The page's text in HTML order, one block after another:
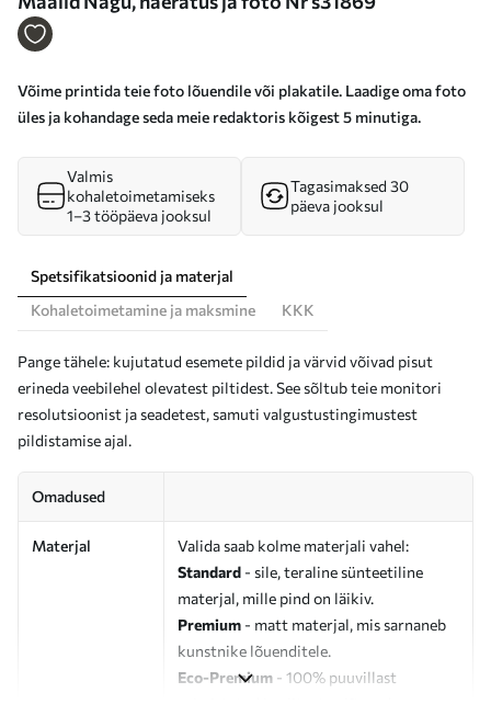
Võime printida teie foto lõuendile või plakatile. Laadige oma foto
üles ja kohandage seda meie redaktoris kõigest 5 minutiga.
Valmis
kohaletoimetamiseks
1–3 tööpäeva jooksul
Tagasimaksed 30
päeva jooksul
Spetsifikatsioonid ja materjal
Kohaletoimetamine ja maksmine
KKK
Pange tähele: kujutatud esemete pildid ja värvid võivad pisut
erineda veebilehel olevatest piltidest. See sõltub teie monitori
resolutsioonist ja seadetest, samuti valgustustingimustest
pildistamise ajal.
Omadused
Materjal
Valida saab kolme materjali vahel:
Standard - sile, teraline sünteetiline
materjal, mille pind on läikiv.
Premium - matt materjal, mis sarnaneb
kunstnike lõuenditele.
Eco-Premium - 100% puuvillast